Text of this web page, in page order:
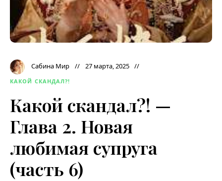
Сабина Мир 27 марта, 2025
КАКОЙ СКАНДАЛ?!
Какой скандал?! —
Глава 2. Новая
любимая супруга
(часть 6)